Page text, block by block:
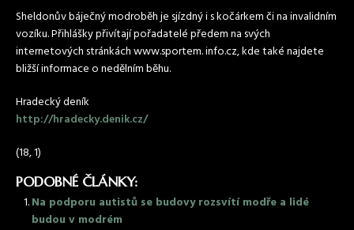
Sheldonův báječný modroběh je sjízdný i s kočárkem či na invalidním
vozíku. Přihlášky přivítají pořadatelé předem na svých
internetových stránkách www.sportem. info.cz, kde také najdete
bližší informace o nedělním běhu.
Hradecký deník
http://hradecky.denik.cz/
(18, 1)
PODOBNÉ ČLÁNKY:
Na podporu autistů se budovy rozsvítí modře a lidé
budou v modrém